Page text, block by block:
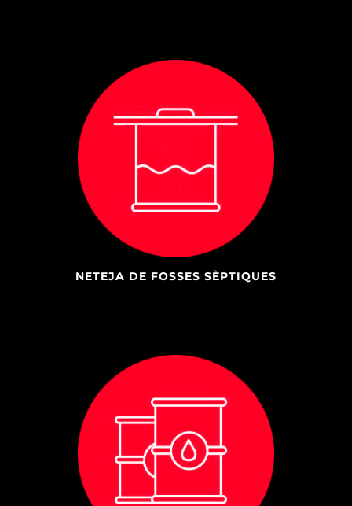
NETEJA DE FOSSES SÈPTIQUES